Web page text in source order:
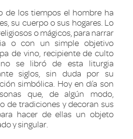
de los tiempos el hombre ha
su cuerpo o sus hogares. Lo
o mágicos, para narrar
o con un simple objetivo
de vino, recipiente de culto
no se libró de esta liturgia
siglos, sin duda por su
simbólica. Hoy en día son
que, de algún modo,
de tradiciones y decoran sus
hacer de ellas un objeto
y singular.